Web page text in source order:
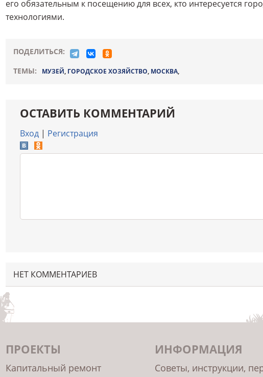
его обязательным к посещению для всех, кто интересуется
технологиями.
ПОДЕЛИТЬСЯ:
ТЕМЫ:
МУЗЕЙ, ГОРОДСКОЕ ХОЗЯЙСТВО, МОСКВА,
ОСТАВИТЬ КОММЕНТАРИЙ
Вход| Регистрация
НЕТ КОММЕНТАРИЕВ
ПРОЕКТЫ
Капитальный ремонт
ИНФОРМАЦИЯ
Советы, инструкции,